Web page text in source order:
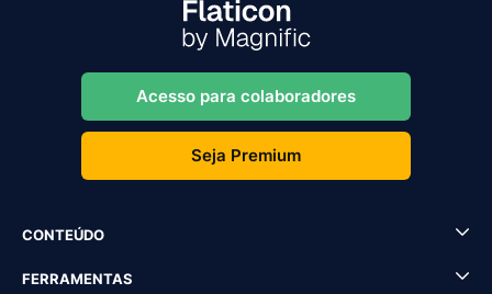
Acesso para colaboradores
Seja Premium
CONTEÚDO
FERRAMENTAS